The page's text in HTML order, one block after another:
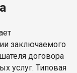
заключаемого
договора
услуг. Типовая